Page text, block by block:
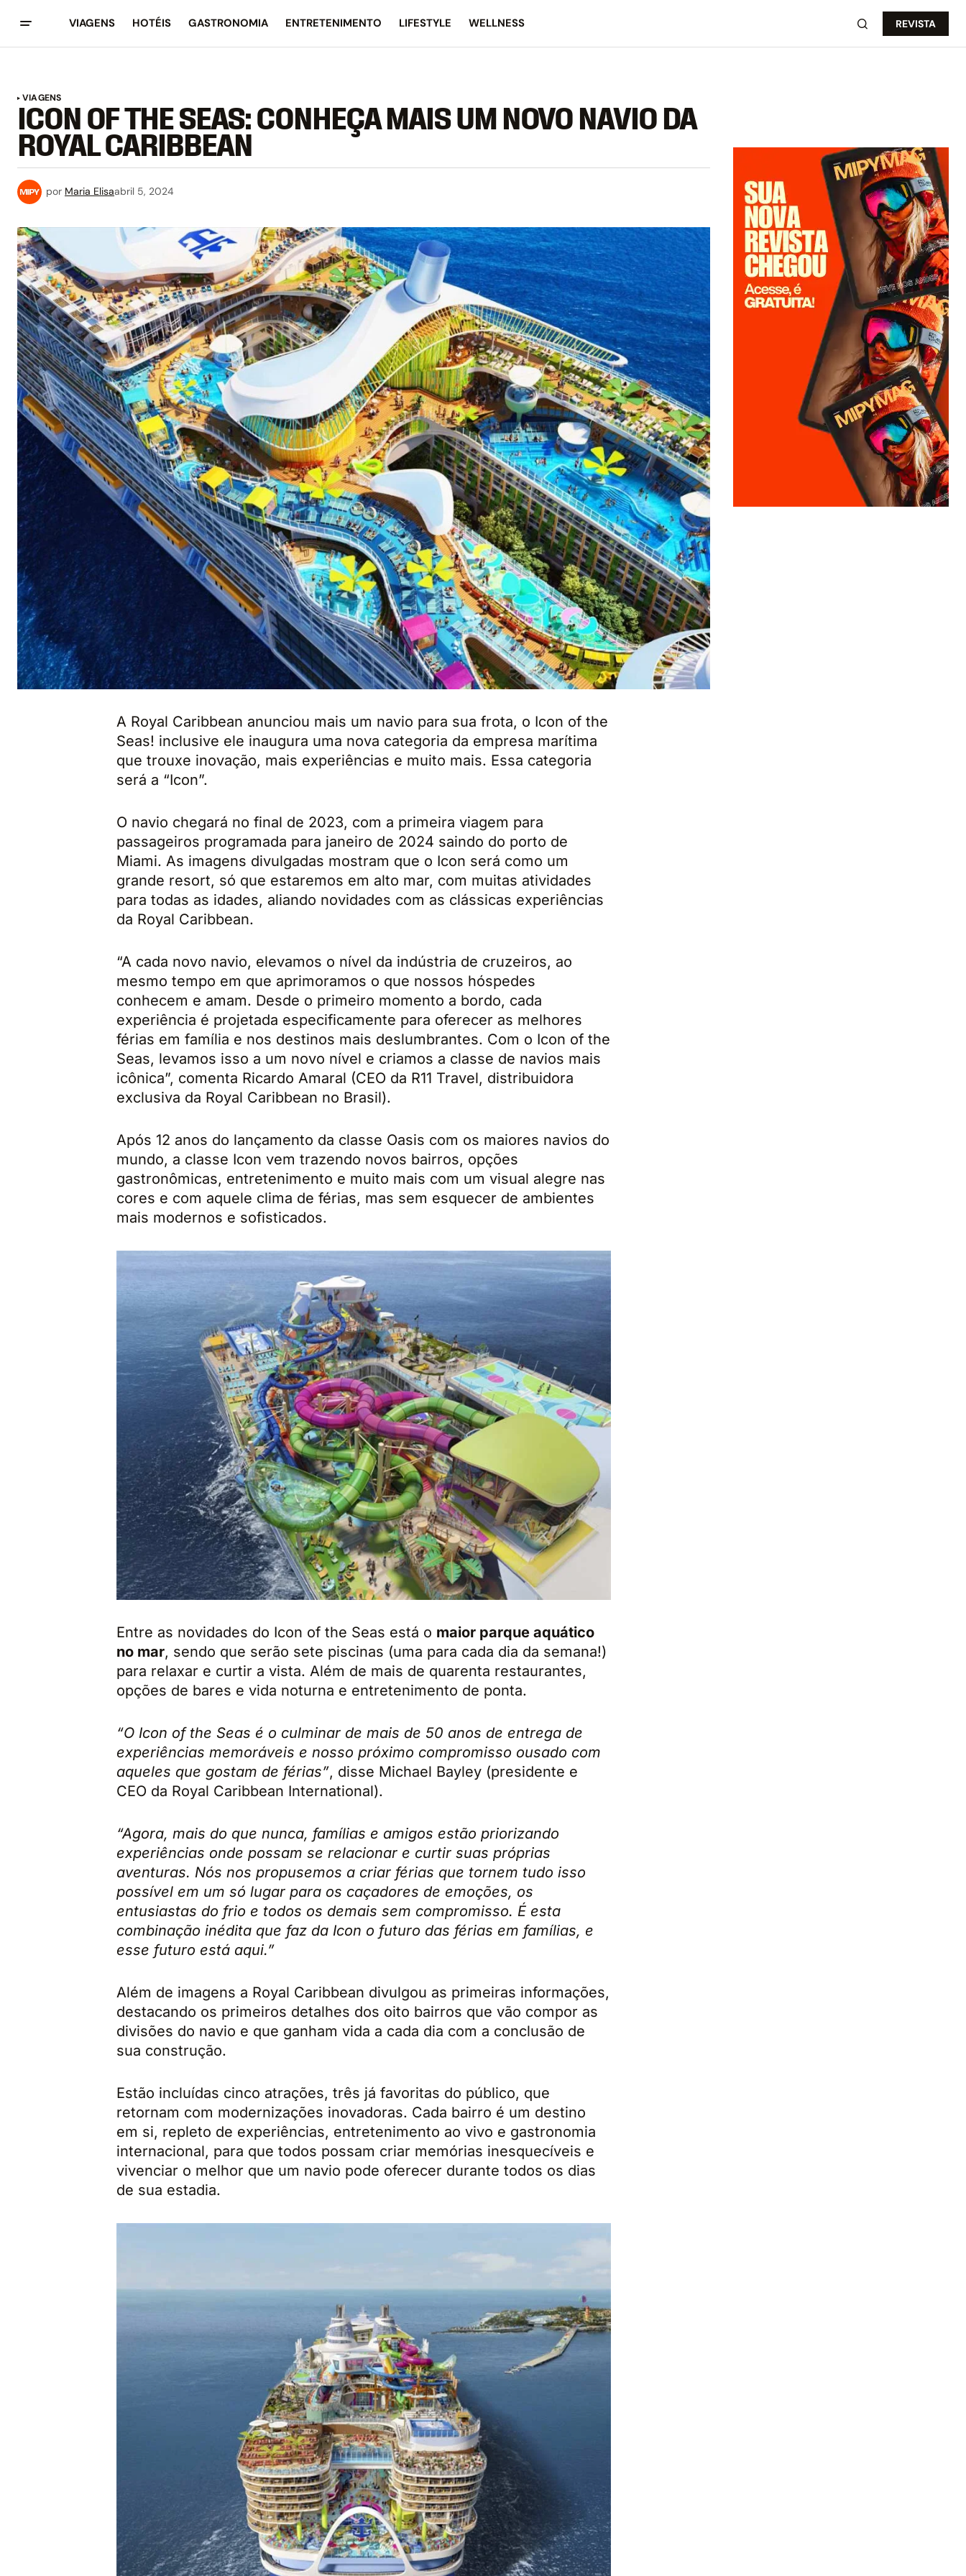
VIAGENS HOTÉIS GASTRONOMIA ENTRETENIMENTO LIFESTYLE WELLNESS REVISTA
VIAGENS
ICON OF THE SEAS: CONHEÇA MAIS UM NOVO NAVIO DA
ROYAL CARIBBEAN
por Maria Elisaabril 5, 2024
A Royal Caribbean anunciou mais um navio para sua frota, o Icon of the
Seas! inclusive ele inaugura uma nova categoria da empresa marítima
que trouxe inovação, mais experiências e muito mais. Essa categoria
será a “Icon”.
O navio chegará no final de 2023, com a primeira viagem para
passageiros programada para janeiro de 2024 saindo do porto de
Miami. As imagens divulgadas mostram que o Icon será como um
grande resort, só que estaremos em alto mar, com muitas atividades
para todas as idades, aliando novidades com as clássicas experiências
da Royal Caribbean.
“A cada novo navio, elevamos o nível da indústria de cruzeiros, ao
mesmo tempo em que aprimoramos o que nossos hóspedes
conhecem e amam. Desde o primeiro momento a bordo, cada
experiência é projetada especificamente para oferecer as melhores
férias em família e nos destinos mais deslumbrantes. Com o Icon of the
Seas, levamos isso a um novo nível e criamos a classe de navios mais
icônica”, comenta Ricardo Amaral (CEO da R11 Travel, distribuidora
exclusiva da Royal Caribbean no Brasil).
Após 12 anos do lançamento da classe Oasis com os maiores navios do
mundo, a classe Icon vem trazendo novos bairros, opções
gastronômicas, entretenimento e muito mais com um visual alegre nas
cores e com aquele clima de férias, mas sem esquecer de ambientes
mais modernos e sofisticados.
Entre as novidades do Icon of the Seas está o maior parque aquático
no mar, sendo que serão sete piscinas (uma para cada dia da semana!)
para relaxar e curtir a vista. Além de mais de quarenta restaurantes,
opções de bares e vida noturna e entretenimento de ponta.
“O Icon of the Seas é o culminar de mais de 50 anos de entrega de
experiências memoráveis e nosso próximo compromisso ousado com
aqueles que gostam de férias”, disse Michael Bayley (presidente e
CEO da Royal Caribbean International).
“Agora, mais do que nunca, famílias e amigos estão priorizando
experiências onde possam se relacionar e curtir suas próprias
aventuras. Nós nos propusemos a criar férias que tornem tudo isso
possível em um só lugar para os caçadores de emoções, os
entusiastas do frio e todos os demais sem compromisso. É esta
combinação inédita que faz da Icon o futuro das férias em famílias, e
esse futuro está aqui.”
Além de imagens a Royal Caribbean divulgou as primeiras informações,
destacando os primeiros detalhes dos oito bairros que vão compor as
divisões do navio e que ganham vida a cada dia com a conclusão de
sua construção.
Estão incluídas cinco atrações, três já favoritas do público, que
retornam com modernizações inovadoras. Cada bairro é um destino
em si, repleto de experiências, entretenimento ao vivo e gastronomia
internacional, para que todos possam criar memórias inesquecíveis e
vivenciar o melhor que um navio pode oferecer durante todos os dias
de sua estadia.